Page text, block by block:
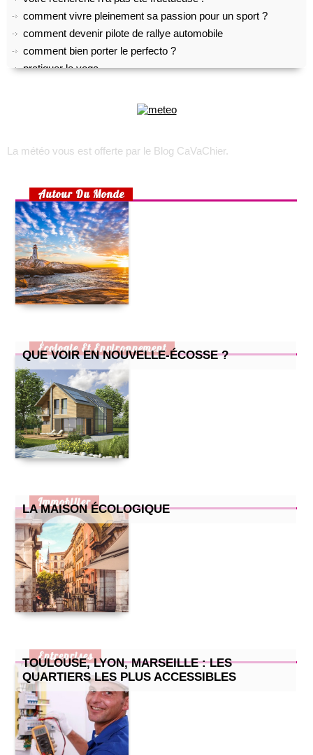
choisir son appareil photo numérique
trek : comment faire pour recruter une équipe locale ?
choisir un lit pour son bébé
préparer un lit douillet pour son bébé
aménager une chambre d’enfant pour 2 enfants
la maison écologique
cuisine pour enfants : 2 recettes simples et efficaces
petite cuisine : nos astuces !
comment prendre soin de son chat quand il attend des petits
La météo vous est offerte par le Blog CaVaChier.
Autour Du Monde
QUE VOIR EN NOUVELLE-ÉCOSSE ?
Écologie Et Environnement
LA MAISON ÉCOLOGIQUE
Immobilier
TOULOUSE, LYON, MARSEILLE : LES
QUARTIERS LES PLUS ACCESSIBLES
Entreprises